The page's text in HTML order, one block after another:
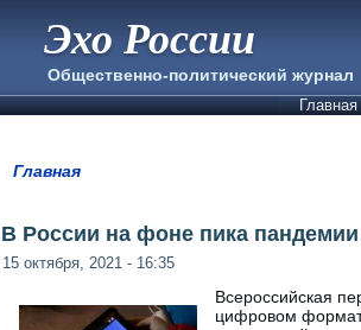
Эхо России
Общественно-политический журнал
Главная
Главная
В России на фоне пика
15 октября, 2021 - 16:35
Всероссийская
цифровом